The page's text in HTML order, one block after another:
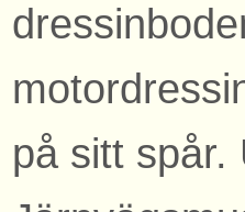
på sitt spår.